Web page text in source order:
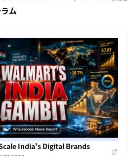
近接化と当日・翌日配送の網羅率向
ジタルブランドをグローバル展開
ム